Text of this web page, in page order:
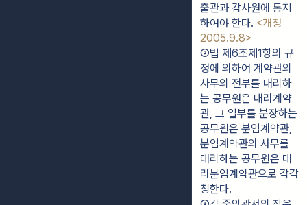
출관과 감사원에 통지
하여야 한다. <개정
2005.9.8>
②법 제6조제1항의 규
정에 의하여 계약관의
사무의 전부를 대리하
는 공무원은 대리계약
관, 그 일부를 분장하는
공무원은 분임계약관,
분임계약관의 사무를
대리하는 공무원은 대
리분임계약관으로 각각
칭한다.